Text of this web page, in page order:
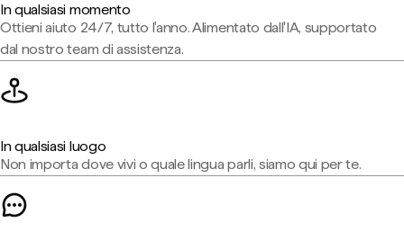
In qualsiasi momento
Ottieni aiuto 24/7, tutto l'anno. Alimentato dall'IA, supportato
dal nostro team di assistenza.
In qualsiasi luogo
Non importa dove vivi o quale lingua parli, siamo qui per te.